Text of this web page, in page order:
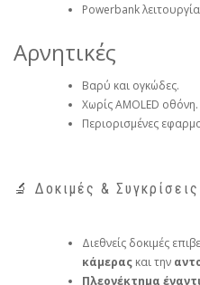
Powerbank
Αρνητικές
Βαρύ και ογκώδες.
Χωρίς AMOLED οθόνη.
Περιορισμένες
🔬 Δοκιμές & Συγκρίσεις
Διεθνείς δοκιμές
κάμερας και την
Πλεονέκτημα